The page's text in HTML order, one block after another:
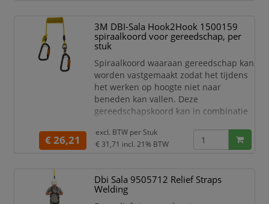
hoogte.
5 x10cm
3M DBI-Sala Hook2Hook 1500159
spiraalkoord voor gereedschap, per
stuk
Spiraalkoord waaraan gereedschap kan
worden vastgemaakt zodat het tijdens
het werken op hoogte niet naar
beneden kan vallen. Deze
gereedschapskoord kan in combinatie
gereedschapstas gebruikt worden. Een
extra dikke PU-coating rond de spoel
behoudt.
Specificaties:
€ 26,21
excl. BTW per Stuk
€ 31,71 incl. 21% BTW
Dbi Sala 9505712 Relief Straps
Welding